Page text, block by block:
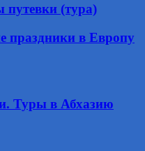
путевки (тура)
праздники в Европу
Туры в Абхазию